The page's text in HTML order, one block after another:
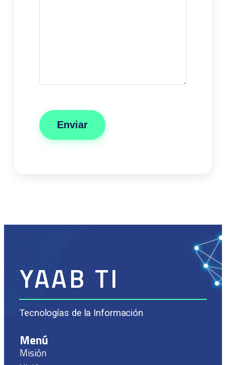
YAAB TI
Tecnologías de la Información
Menú
Misión